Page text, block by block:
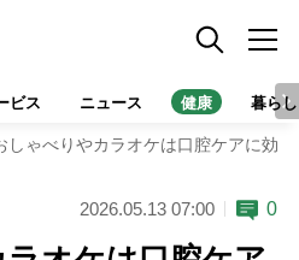
ビス ニュース 健康 暮らし
しゃべりやカラオケは口腔ケアに効
2026.05.13 07:00 0